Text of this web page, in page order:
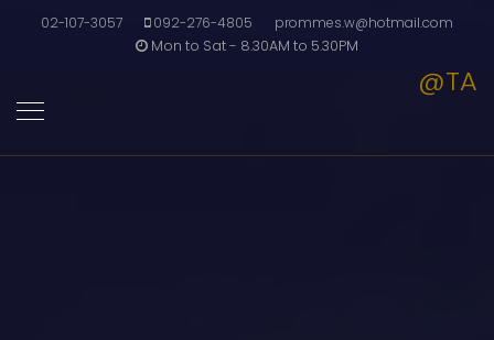
02-107-3057 092-276-4805
prommes.w@hotmail.com
Mon to Sat - 8.30AM to 5.30PM
@TA